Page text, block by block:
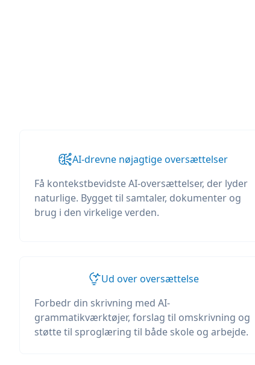
AI-drevne nøjagtige oversættelser
Få kontekstbevidste AI-oversættelser, der lyder
naturlige. Bygget til samtaler, dokumenter og
brug i den virkelige verden.
Ud over oversættelse
Forbedr din skrivning med AI-
grammatikværktøjer, forslag til omskrivning og
støtte til sproglæring til både skole og arbejde.